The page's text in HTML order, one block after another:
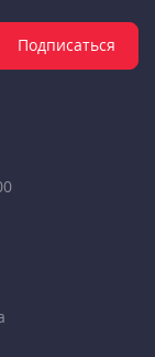
Подписаться